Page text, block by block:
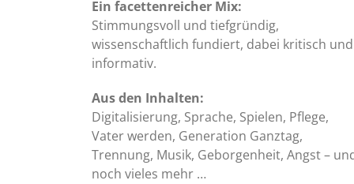
Ein facettenreicher Mix:
Stimmungsvoll und tiefgründig,
wissenschaftlich fundiert, dabei kritisch und
informativ.
Aus den Inhalten:
Digitalisierung, Sprache, Spielen, Pflege,
Vater werden, Generation Ganztag,
Trennung, Musik, Geborgenheit, Angst –
noch vieles mehr …